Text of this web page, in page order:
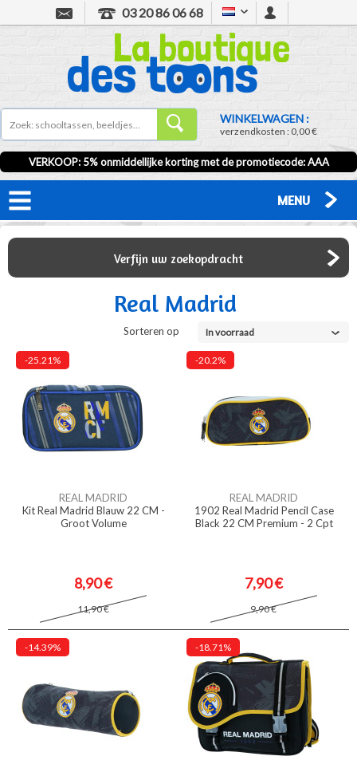
03 20 86 06 68
WINKELWAGEN :
verzendkosten :0,00 €
VERKOOP: 5% onmiddellijke korting met de promotiecode:AAA
MENU
Verfijn uw zoekopdracht
Real Madrid
Sorteren op In voorraad
-25.21%
REAL MADRID
Kit Real Madrid Blauw 22 CM -
Groot Volume
8,90 €
11,90 €
-20.2%
REAL MADRID
1902 Real Madrid Pencil Case
Black 22 CM Premium - 2 Cpt
7,90 €
9,90 €
-14.39% -18.71%